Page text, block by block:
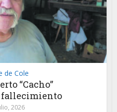
de Cole
“Cacho”
fallecimiento
2026